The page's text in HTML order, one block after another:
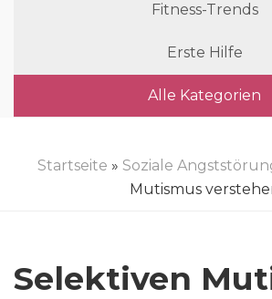
Fitness-Trends
Erste Hilfe
Alle Kategorien
Startseite » Soziale
Mutismus
Selektiven